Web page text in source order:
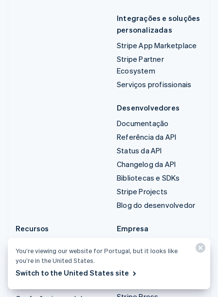
Integrações e soluções
personalizadas
Stripe App Marketplace
Stripe Partner
Ecosystem
Serviços profissionais
Desenvolvedores
Documentação
Referência da API
Status da API
Changelog da API
Bibliotecas e SDKs
Stripe Projects
Blog do desenvolvedor
Recursos
Histórias de clientes
Blog
Empresa
produto
Carreiras
You’re viewing our website for Portugal, but it looks like
you’re in the United States.
Switch to the United States site